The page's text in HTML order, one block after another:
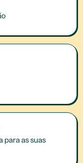
para as suas